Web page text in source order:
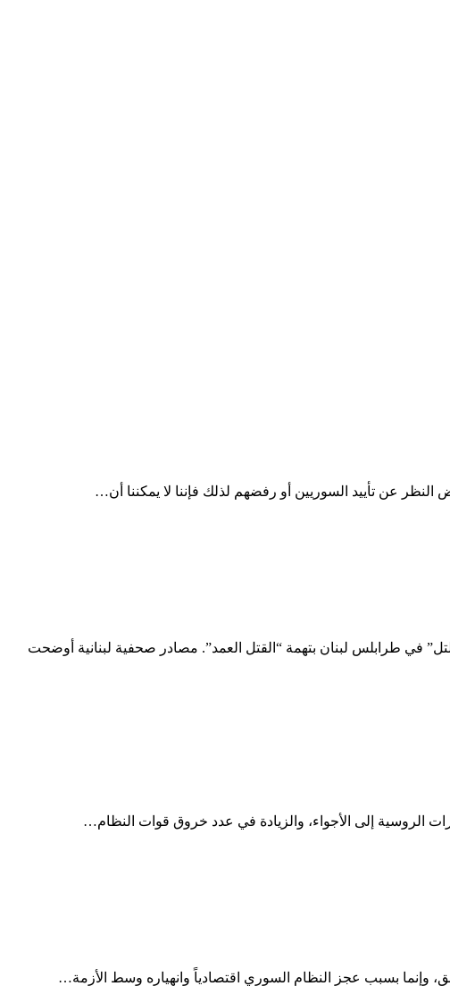
عن تأييد السوريين أو رفضهم لذلك فإننا لا يمكننا أن…
في طرابلس لبنان بتهمة “القتل العمد”. مصادر صحفية لبنانية أوضحت
إلى الأجواء، والزيادة في عدد خروق قوات النظام…
بسبب عجز النظام السوري اقتصادياً وانهياره وسط الأزمة…